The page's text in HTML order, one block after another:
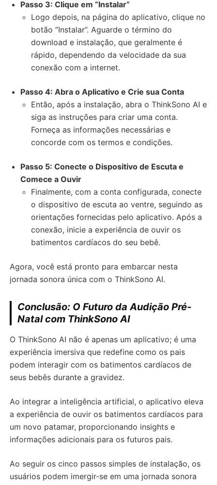
Passo 3: Clique em “Instalar”
Logo depois, na página do aplicativo, clique no
botão “Instalar”. Aguarde o término do
download e instalação, que geralmente é
rápido, dependendo da velocidade da sua
conexão com a internet.
Passo 4: Abra o Aplicativo e Crie sua Conta
Então, após a instalação, abra o ThinkSono AI e
siga as instruções para criar uma conta.
Forneça as informações necessárias e
concorde com os termos e condições.
Passo 5: Conecte o Dispositivo de Escuta e
Comece a Ouvir
Finalmente, com a conta configurada, conecte
o dispositivo de escuta ao ventre, seguindo as
orientações fornecidas pelo aplicativo. Após a
conexão, inicie a experiência de ouvir os
batimentos cardíacos do seu bebê.
Agora, você está pronto para embarcar nesta
jornada sonora única com o ThinkSono AI.
Conclusão: O Futuro da Audição Pré-
Natal com ThinkSono AI
O ThinkSono AI não é apenas um aplicativo; é uma
experiência imersiva que redefine como os pais
podem interagir com os batimentos cardíacos de
seus bebês durante a gravidez.
Ao integrar a inteligência artificial, o aplicativo eleva
a experiência de ouvir os batimentos cardíacos para
um novo patamar, proporcionando insights e
informações adicionais para os futuros pais.
Ao seguir os cinco passos simples de instalação, os
usuários podem imergir-se em uma jornada sonora